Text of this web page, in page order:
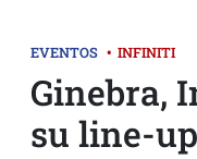
EVENTOS • INFINITI
Ginebra,
su line-up